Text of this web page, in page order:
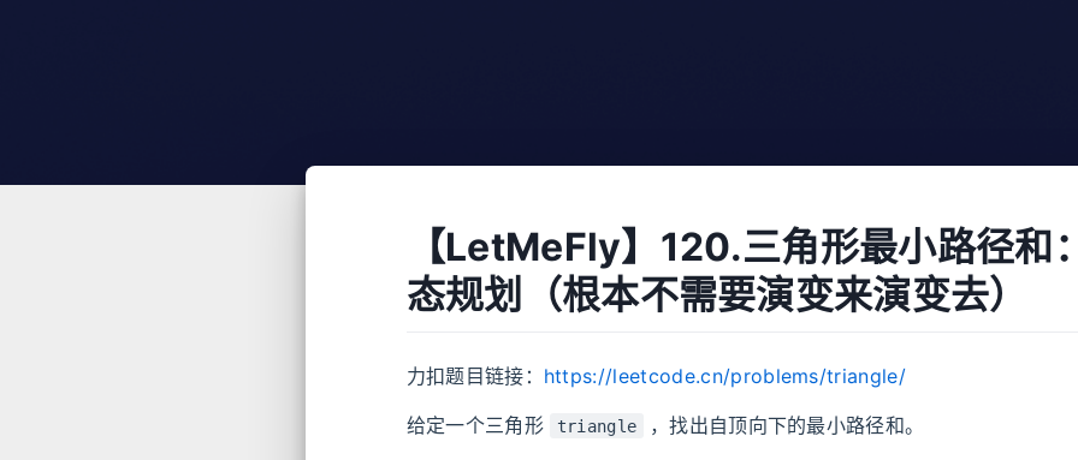
【LetMeFly】120.三角形最小路径和
态规划（根本不需要演变来演变去）
力扣题目链接： https://leetcode.cn/problems/triangle/
给定一个三角形 triangle ，找出自顶向下的最小路径和。